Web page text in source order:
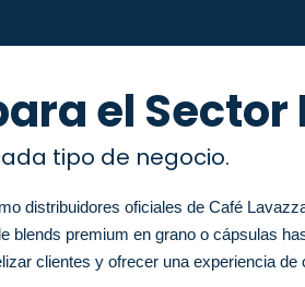
el Sector
tipo de negocio.
distribuidores oficiales de Café
premium en grano o cápsulas
clientes y ofrecer una experiencia de